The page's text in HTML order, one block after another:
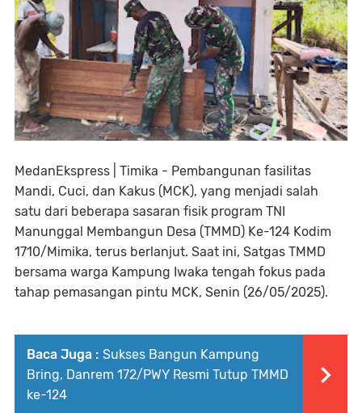
MedanEkspress | Timika - Pembangunan fasilitas
Mandi, Cuci, dan Kakus (MCK), yang menjadi salah
satu dari beberapa sasaran fisik program TNI
Manunggal Membangun Desa (TMMD) Ke-124 Kodim
1710/Mimika, terus berlanjut. Saat ini, Satgas TMMD
bersama warga Kampung Iwaka tengah fokus pada
tahap pemasangan pintu MCK, Senin (26/05/2025).
Baca Juga : Sukses Bangun Kampung
Bring, Danrem 172/PWY Resmi Tutup TMMD
ke-124